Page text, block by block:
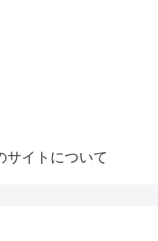
サイトについて